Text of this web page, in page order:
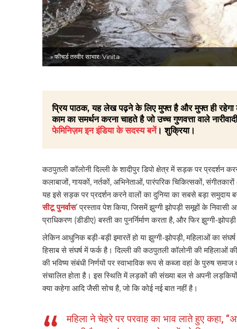
» फीचर्ड तस्वीर साभार: Vinita
प्रिय पाठक, यह लेख पढ़ने के लिए मुफ्त है और मुफ्त ही
काम का समर्थन करना चाहते है जो उच्च गुणवत्ता वाले
फेमिनिज़म इन इंडिया के सदस्य बनें। शुक्रिया।
कठपुतली कॉलोनी दिल्ली के शादीपुर डिपो क्षेत्र में सड़क पर प्रदर्शन
कलाबाजों, गायकों, नर्तकों, अभिनेताओं, पारंपरिक चिकित्सकों,
यह इसे सड़क पर प्रदर्शन करने वालों का दुनिया का सबसे बड़ा समुदाय
सीटू पुनर्वास’ प्रस्ताव पेश किया, जिसमें झुग्गी झोपड़ी समूहों के निवासी
प्राधिकरण (डीडीए) बस्ती का पुनर्निर्माण करता है, और फिर झुग्गी-
लेकिन आधुनिक बड़ी-बड़ी इमारतें हो या झुग्गी-झोपड़ी, महिलाओं का
हिसाब से संघर्ष में फर्क है। दिल्ली की कठपुतली कॉलोनी की महिलाओं
की भविष्य संबंधी निर्णयों पर स्वाभाविक रूप से कब्जा वहां के पुरुष
संचालित होता है। इस स्थिति में लड़कों की संख्या बल से अपनी
क्या कहेगा आदि जैसी सोच है, जो कि कोई नई बात नहीं है।
महिला ने चेहरे पर परवाह का भाव लाते हुए कहा,